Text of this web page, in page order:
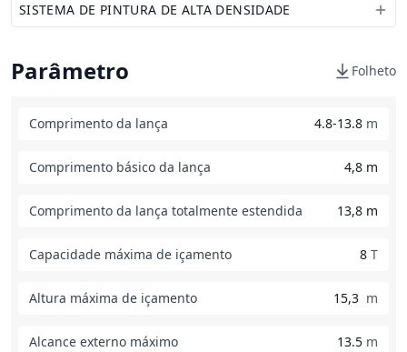
SISTEMA DE PINTURA DE ALTA DENSIDADE
Parâmetro Folheto
Comprimento da lança 4.8-13.8 m
Comprimento básico da lança 4,8 m
Comprimento da lança totalmente estendida 13,8 m
Capacidade máxima de içamento 8 T
Altura máxima de içamento 15,3 m
Alcance externo máximo 13.5 m